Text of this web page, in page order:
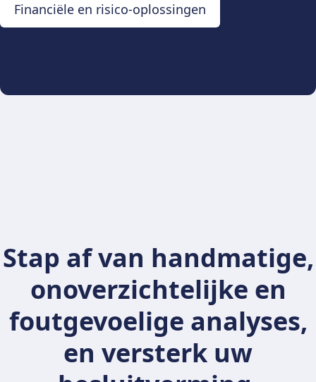
Financiële en risico-oplossingen
Stap af van handmatige,
onoverzichtelijke en
foutgevoelige analyses,
en versterk uw